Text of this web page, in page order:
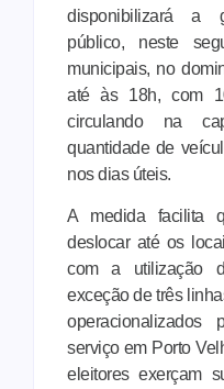
disponibilizará a
público, neste
municipais, no
até às 18h, com
circulando na
quantidade de
nos dias úteis.
A medida facilita
deslocar até os
com a utilização
exceção de três
operacionalizados
serviço em Porto
eleitores exerçam